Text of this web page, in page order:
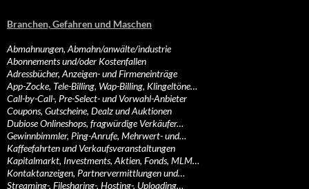
Branchen, Gefahren und Maschen
Abmahnungen, Abmahn/anwälte/industrie
Abonnements und/oder Kostenfallen
Adressbücher, Anzeigen- und Firmeneinträge
App-Zocke, Tele-Billing, Wap-Billing, Klingeltöne…
Call-by-Call-, Pre-Select- und Vorwahl-Anbieter
Coupons, Gutscheine, Dealz und Auktionen
Dubiose Onlineshops, fragwürdige Verkäufer…
Gewinnbimmler, Ping-Anrufe, Mehrwert- und…
Kaffeefahrten und Verkaufsveranstaltungen
Kapitalmarkt, Investments, Aktien, Fonds, MLM…
Kontaktanzeigen, Partnervermittlungen und…
Streaming-, Filesharing-, Hosting-, Uploading…